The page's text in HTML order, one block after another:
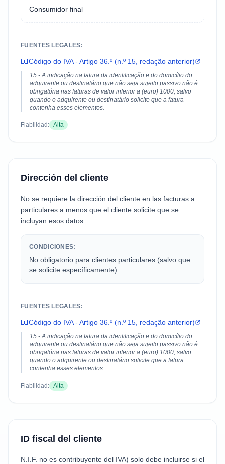
Consumidor final
FUENTES LEGALES:
📖Código do IVA - Artigo 36.º (n.º 15, redação anterior)
15 - A indicação na fatura da identificação e do domicílio do
adquirente ou destinatário que não seja sujeito passivo não é
obrigatória nas faturas de valor inferior a (euro) 1000, salvo
quando o adquirente ou destinatário solicite que a fatura
contenha esses elementos.
Fiabilidad: Alta
Dirección del cliente
No se requiere la dirección del cliente en las facturas a
particulares a menos que el cliente solicite que se
incluyan esos datos.
CONDICIONES:
No obligatorio para clientes particulares (salvo que
se solicite específicamente)
FUENTES LEGALES:
📖Código do IVA - Artigo 36.º (n.º 15, redação anterior)
15 - A indicação na fatura da identificação e do domicílio do
adquirente ou destinatário que não seja sujeito passivo não é
obrigatória nas faturas de valor inferior a (euro) 1000, salvo
quando o adquirente ou destinatário solicite que a fatura
contenha esses elementos.
Fiabilidad: Alta
ID fiscal del cliente
N.I.F. no es contribuyente del IVA) solo debe incluirse si el